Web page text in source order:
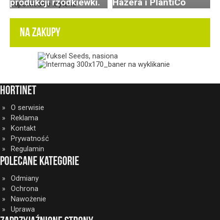
produkcji rzodkiewki.
Hazera i PlantiCo
NA ZAKUPY
HortiNet
O serwisie
Reklama
Kontakt
Prywatność
Regulamin
Polecane kategorie
Odmiany
Ochrona
Nawożenie
Uprawa